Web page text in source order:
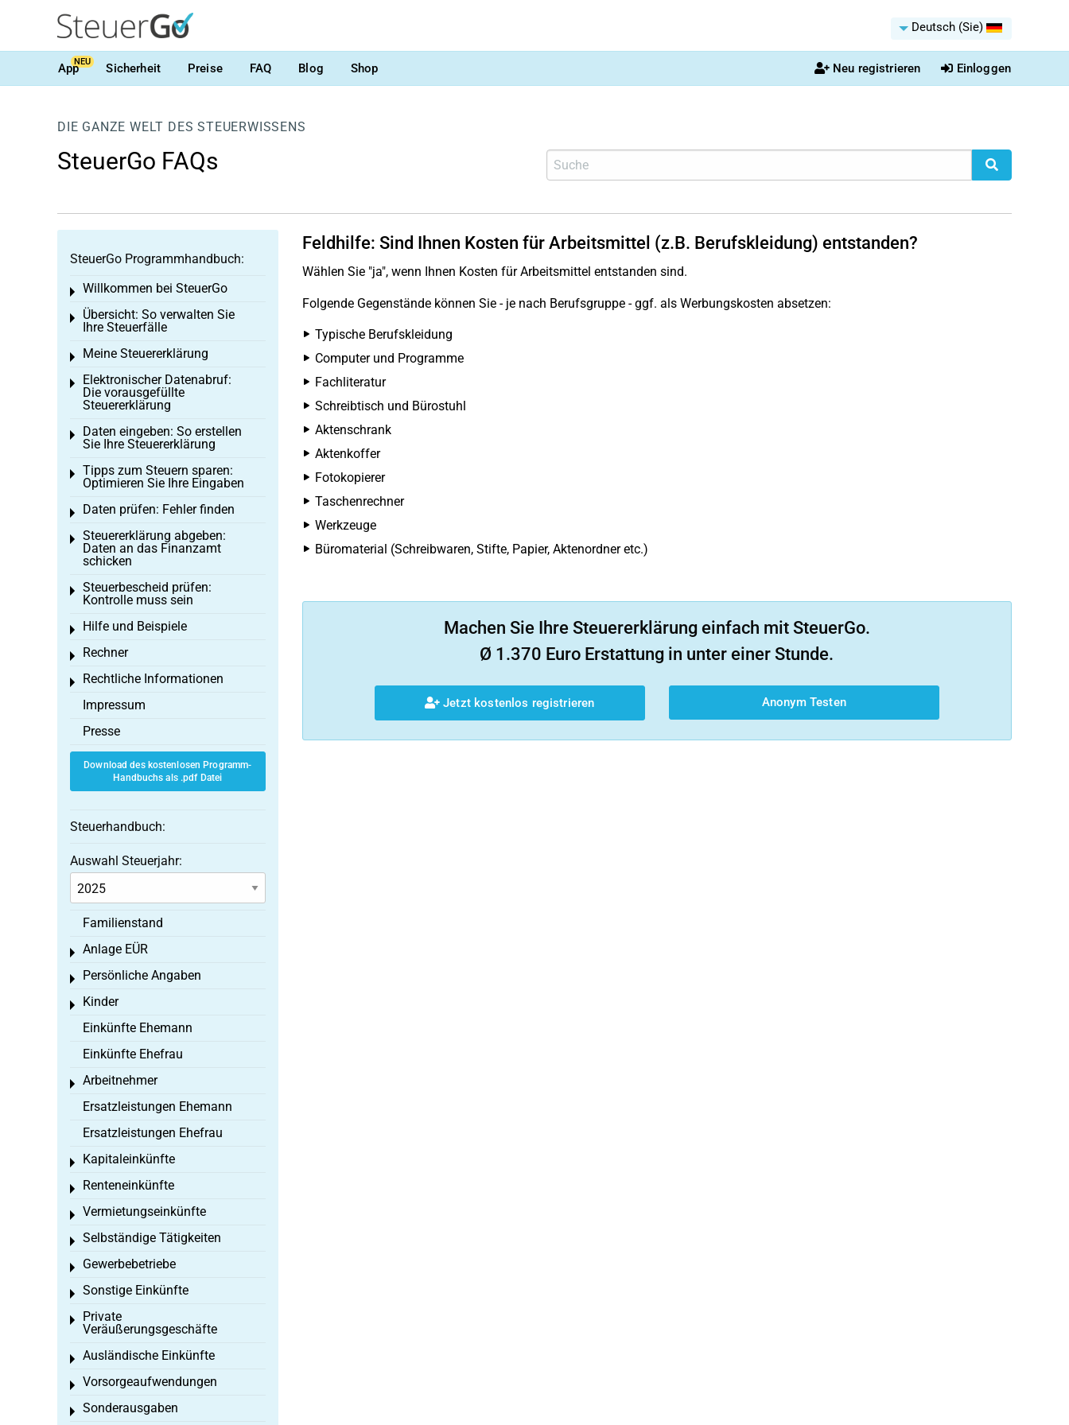
Deutsch (Sie)
AppNEU Sicherheit Preise FAQ Blog Shop Neu registrieren Einloggen
DIE GANZE WELT DES STEUERWISSENS
SteuerGo FAQs
Feldhilfe: Sind Ihnen Kosten für Arbeitsmittel (z.B. Berufskleidung) entstanden?
Wählen Sie "ja", wenn Ihnen Kosten für Arbeitsmittel entstanden sind.
Folgende Gegenstände können Sie - je nach Berufsgruppe - ggf. als Werbungskosten absetzen:
Typische Berufskleidung
Computer und Programme
Fachliteratur
Schreibtisch und Bürostuhl
Aktenschrank
Aktenkoffer
Fotokopierer
Taschenrechner
Werkzeuge
Büromaterial (Schreibwaren, Stifte, Papier, Aktenordner etc.)
Machen Sie Ihre Steuererklärung einfach mit SteuerGo.
Ø 1.370 Euro Erstattung in unter einer Stunde.
Jetzt kostenlos registrieren Anonym Testen
SteuerGo Programmhandbuch:
Willkommen bei SteuerGo
Toggle menu
Übersicht: So verwalten Sie
Ihre Steuerfälle
Toggle menu
Meine Steuererklärung
Toggle menu
Elektronischer Datenabruf:
Die vorausgefüllte
Steuererklärung
Toggle menu
Daten eingeben: So erstellen
Sie Ihre Steuererklärung
Toggle menu
Tipps zum Steuern sparen:
Optimieren Sie Ihre Eingaben
Toggle menu
Daten prüfen: Fehler finden
Toggle menu
Steuererklärung abgeben:
Daten an das Finanzamt
schicken
Toggle menu
Steuerbescheid prüfen:
Kontrolle muss sein
Toggle menu
Hilfe und Beispiele
Toggle menu
Rechner
Toggle menu
Rechtliche Informationen
Toggle menu
Impressum
Presse
Download des kostenlosen Programm-
Handbuchs als .pdf Datei
Steuerhandbuch:
Auswahl Steuerjahr:
Familienstand
Anlage EÜR
Toggle menu
Persönliche Angaben
Toggle menu
Kinder
Toggle menu
Einkünfte Ehemann
Einkünfte Ehefrau
Arbeitnehmer
Toggle menu
Ersatzleistungen Ehemann
Ersatzleistungen Ehefrau
Kapitaleinkünfte
Toggle menu
Renteneinkünfte
Toggle menu
Vermietungseinkünfte
Toggle menu
Selbständige Tätigkeiten
Toggle menu
Gewerbebetriebe
Toggle menu
Sonstige Einkünfte
Toggle menu
Private
Veräußerungsgeschäfte
Toggle menu
Ausländische Einkünfte
Toggle menu
Vorsorgeaufwendungen
Toggle menu
Sonderausgaben
Toggle menu